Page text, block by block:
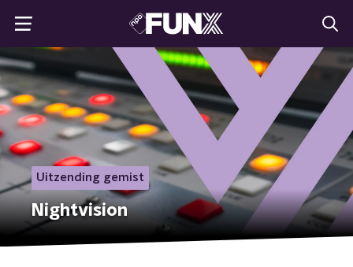
Uitzending gemist
Nightvision